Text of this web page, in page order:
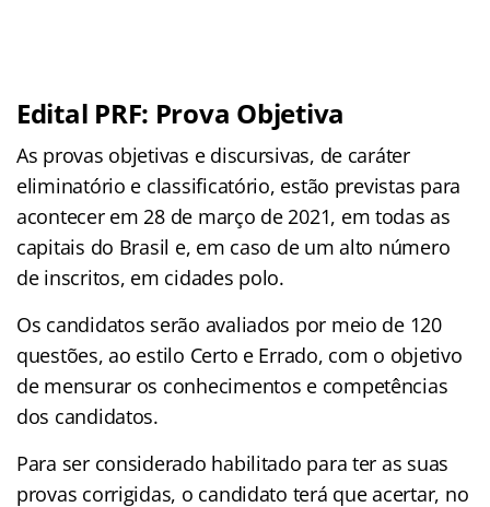
Edital PRF: Prova Objetiva
As provas objetivas e discursivas, de caráter
eliminatório e classificatório, estão previstas para
acontecer em 28 de março de 2021, em todas as
capitais do Brasil e, em caso de um alto número
de inscritos, em cidades polo.
Os candidatos serão avaliados por meio de 120
questões, ao estilo Certo e Errado, com o objetivo
de mensurar os conhecimentos e competências
dos candidatos.
Para ser considerado habilitado para ter as suas
provas corrigidas, o candidato terá que acertar, no